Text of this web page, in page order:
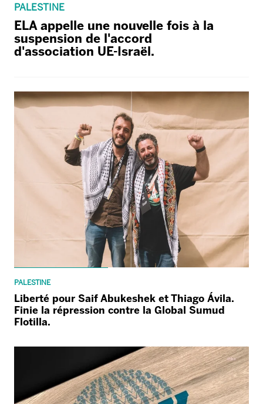
PALESTINE
ELA appelle une nouvelle fois à la
suspension de l'accord
d'association UE-Israël.
PALESTINE
Liberté pour Saif Abukeshek et Thiago Ávila.
Finie la répression contre la Global Sumud
Flotilla.